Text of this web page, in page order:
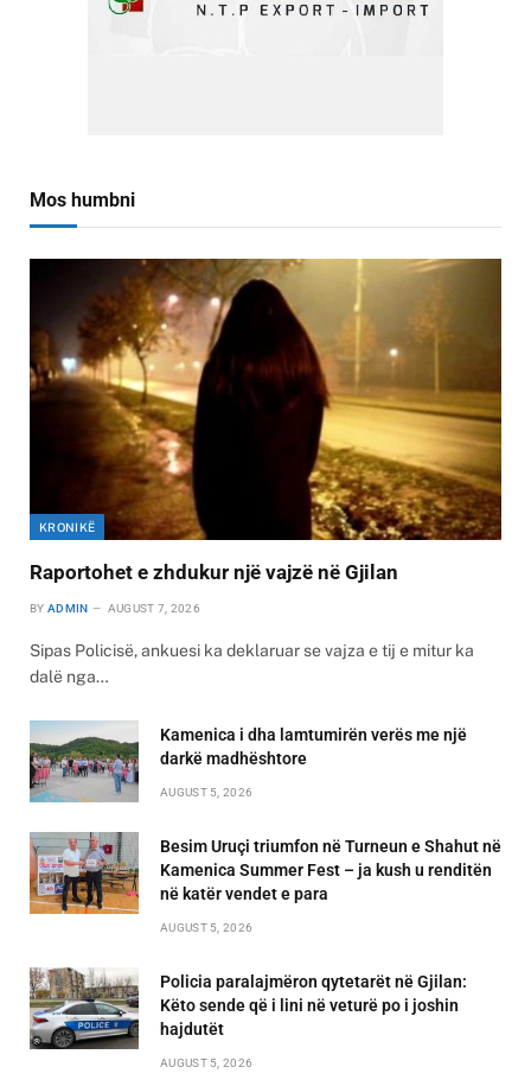
Mos humbni
KRONIKË
Raportohet e zhdukur një vajzë në Gjilan
BY ADMIN AUGUST 7, 2026
Sipas Policisë, ankuesi ka deklaruar se vajza e tij e mitur ka
dalë nga…
Kamenica i dha lamtumirën verës me një
darkë madhështore
AUGUST 5, 2026
Besim Uruçi triumfon në Turneun e Shahut në
Kamenica Summer Fest – ja kush u renditën
në katër vendet e para
AUGUST 5, 2026
Policia paralajmëron qytetarët në Gjilan:
Këto sende që i lini në veturë po i joshin
hajdutët
AUGUST 5, 2026